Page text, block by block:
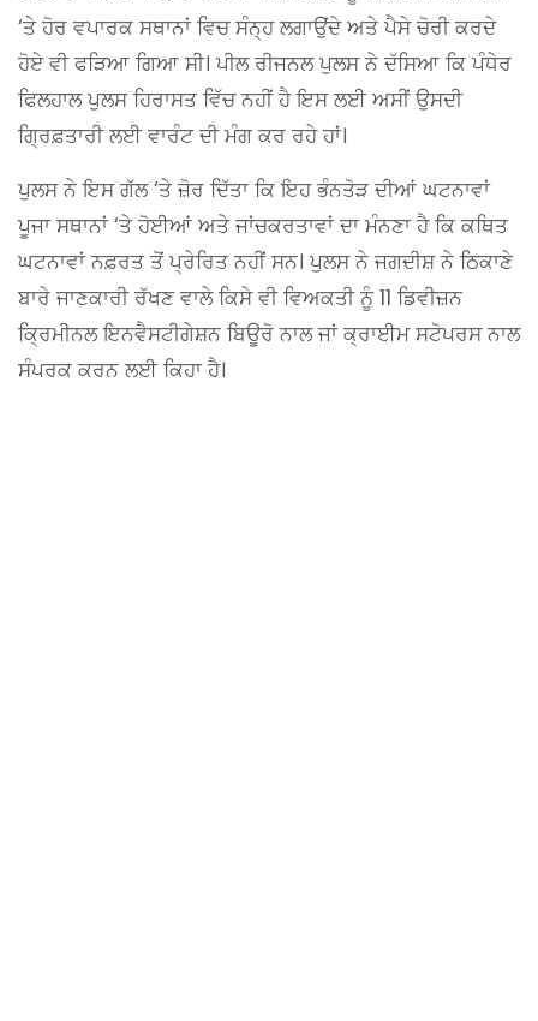
‘ਤੇ ਹੋਰ ਵਪਾਰਕ ਸਥਾਨਾਂ ਵਿਚ ਸੰਨ੍ਹ ਲਗਾਉਂਦੇ ਅਤੇ ਪੈਸੇ ਚੋਰੀ ਕਰਦੇ
ਹੋਏ ਵੀ ਫੜਿਆ ਗਿਆ ਸੀ। ਪੀਲ ਰੀਜਨਲ ਪੁਲਸ ਨੇ ਦੱਸਿਆ ਕਿ ਪੰਧੇਰ
ਫਿਲਹਾਲ ਪੁਲਸ ਹਿਰਾਸਤ ਵਿੱਚ ਨਹੀਂ ਹੈ ਇਸ ਲਈ ਅਸੀਂ ਉਸਦੀ
ਗ੍ਰਿਫ਼ਤਾਰੀ ਲਈ ਵਾਰੰਟ ਦੀ ਮੰਗ ਕਰ ਰਹੇ ਹਾਂ।
ਪੁਲਸ ਨੇ ਇਸ ਗੱਲ ‘ਤੇ ਜ਼ੋਰ ਦਿੱਤਾ ਕਿ ਇਹ ਭੰਨਤੋੜ ਦੀਆਂ ਘਟਨਾਵਾਂ
ਪੂਜਾ ਸਥਾਨਾਂ ‘ਤੇ ਹੋਈਆਂ ਅਤੇ ਜਾਂਚਕਰਤਾਵਾਂ ਦਾ ਮੰਨਣਾ ਹੈ ਕਿ ਕਥਿਤ
ਘਟਨਾਵਾਂ ਨਫ਼ਰਤ ਤੋਂ ਪ੍ਰੇਰਿਤ ਨਹੀਂ ਸਨ। ਪੁਲਸ ਨੇ ਜਗਦੀਸ਼ ਨੇ ਠਿਕਾਣੇ
ਬਾਰੇ ਜਾਣਕਾਰੀ ਰੱਖਣ ਵਾਲੇ ਕਿਸੇ ਵੀ ਵਿਅਕਤੀ ਨੂੰ 11 ਡਿਵੀਜ਼ਨ
ਕ੍ਰਿਮੀਨਲ ਇਨਵੈਸਟੀਗੇਸ਼ਨ ਬਿਊਰੋ ਨਾਲ ਜਾਂ ਕ੍ਰਾਈਮ ਸਟੋਪਰਸ ਨਾਲ
ਸੰਪਰਕ ਕਰਨ ਲਈ ਕਿਹਾ ਹੈ।